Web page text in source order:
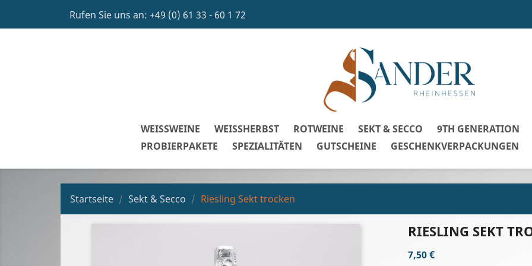
Rufen Sie uns an: +49 (0) 61 33 - 60 1 72
WEISSWEINE WEISSHERBST ROTWEINE SEKT & SECCO 9TH GENERATION
PROBIERPAKETE
SPEZIALITÄTEN GUTSCHEINE GESCHENKVERPACKUNGEN
Startseite Sekt & Secco Riesling Sekt trocken
RIESLING SEKT
7,50 €